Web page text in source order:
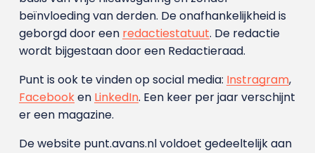
beïnvloeding van derden. De onafhankelijkheid is
geborgd door een redactiestatuut. De redactie
wordt bijgestaan door een Redactieraad.
Punt is ook te vinden op social media: Instragram,
Facebooken LinkedIn. Een keer per jaar verschijnt
er een magazine.
De website punt.avans.nl voldoet gedeeltelijk aan